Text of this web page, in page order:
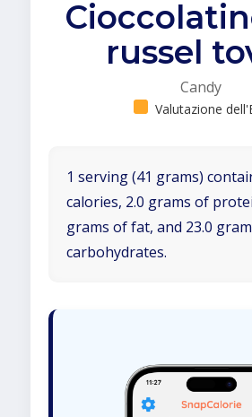
russel
Candy
Valutazione
1 serving (41 grams)
calories, 2.0 grams of
grams of fat, and 23.0
carbohydrates.